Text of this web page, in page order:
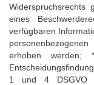
Widerspruchsrechts
eines
verfügbaren
erhoben werden;
1 und 4 DSGVO